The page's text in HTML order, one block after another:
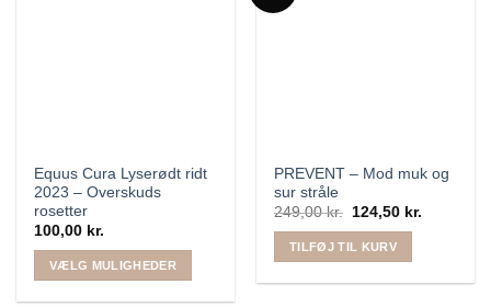
Equus Cura Lyserødt ridt
2023 – Overskuds
rosetter
100,00 kr.
VÆLG MULIGHEDER
PREVENT – Mod muk og
sur stråle
249,00kr. Den
pris
var:
124,50 kr.
TILFØJ TIL KURV